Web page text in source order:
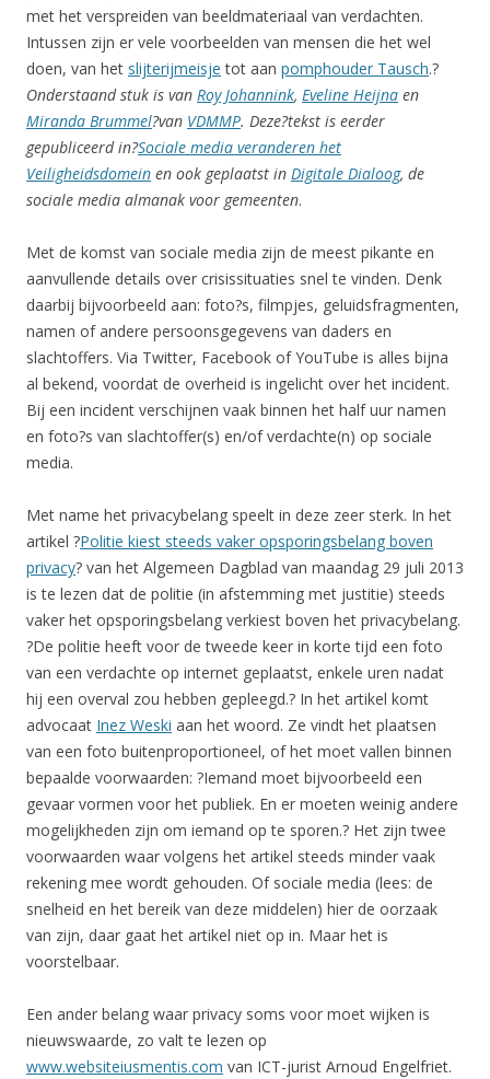
met het verspreiden van beeldmateriaal van verdachten.
Intussen zijn er vele voorbeelden van mensen die het wel
doen, van het slijterijmeisje tot aan pomphouder Tausch.?
Onderstaand stuk is van Roy Johannink, Eveline Heijna en
Miranda Brummel?van VDMMP. Deze?tekst is eerder
gepubliceerd in?Sociale media veranderen het
Veiligheidsdomein en ook geplaatst in Digitale Dialoog, de
sociale media almanak voor gemeenten.
Met de komst van sociale media zijn de meest pikante en
aanvullende details over crisissituaties snel te vinden. Denk
daarbij bijvoorbeeld aan: foto?s, filmpjes, geluidsfragmenten,
namen of andere persoonsgegevens van daders en
slachtoffers. Via Twitter, Facebook of YouTube is alles bijna
al bekend, voordat de overheid is ingelicht over het incident.
Bij een incident verschijnen vaak binnen het half uur namen
en foto?s van slachtoffer(s) en/of verdachte(n) op sociale
media.
Met name het privacybelang speelt in deze zeer sterk. In het
artikel ?Politie kiest steeds vaker opsporingsbelang boven
privacy? van het Algemeen Dagblad van maandag 29 juli 2013
is te lezen dat de politie (in afstemming met justitie) steeds
vaker het opsporingsbelang verkiest boven het privacybelang.
?De politie heeft voor de tweede keer in korte tijd een foto
van een verdachte op internet geplaatst, enkele uren nadat
hij een overval zou hebben gepleegd.? In het artikel komt
advocaat Inez Weski aan het woord. Ze vindt het plaatsen
van een foto buitenproportioneel, of het moet vallen binnen
bepaalde voorwaarden: ?Iemand moet bijvoorbeeld een
gevaar vormen voor het publiek. En er moeten weinig andere
mogelijkheden zijn om iemand op te sporen.? Het zijn twee
voorwaarden waar volgens het artikel steeds minder vaak
rekening mee wordt gehouden. Of sociale media (lees: de
snelheid en het bereik van deze middelen) hier de oorzaak
van zijn, daar gaat het artikel niet op in. Maar het is
voorstelbaar.
Een ander belang waar privacy soms voor moet wijken is
nieuwswaarde, zo valt te lezen op
www.websiteiusmentis.com van ICT-jurist Arnoud Engelfriet.